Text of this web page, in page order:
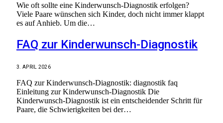
Wie oft sollte eine Kinderwunsch-Diagnostik erfolgen?
Viele Paare wünschen sich Kinder, doch nicht immer klappt
es auf Anhieb. Um die…
FAQ zur Kinderwunsch-Diagnostik
3. APRIL 2026
FAQ zur Kinderwunsch-Diagnostik: diagnostik faq
Einleitung zur Kinderwunsch-Diagnostik Die
Kinderwunsch-Diagnostik ist ein entscheidender Schritt für
Paare, die Schwierigkeiten bei der…